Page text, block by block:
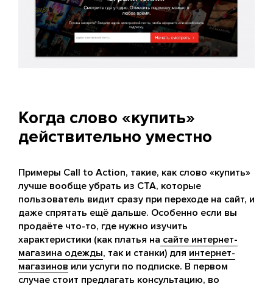
Когда слово «купить»
действительно уместно
Примеры Call to Action, такие, как слово «купить»
лучше вообще убрать из CTA, которые
пользователь видит сразу при переходе на сайт, и
даже спрятать ещё дальше. Особенно если вы
продаёте что-то, где нужно изучить
характеристики (как платья на сайте интернет-
магазина одежды, так и станки) для интернет-
магазинов или услуги по подписке. В первом
случае стоит предлагать консультацию, во